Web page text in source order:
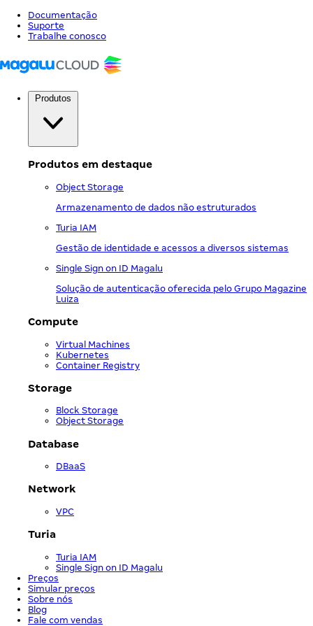
Documentação
Suporte
Trabalhe conosco
Produtos em destaque
Object Storage
Armazenamento de dados não estruturados
Turia IAM
Gestão de identidade e acessos a diversos sistemas
Single Sign on ID Magalu
Solução de autenticação oferecida pelo Grupo Magazine
Luiza
Compute
Virtual Machines
Kubernetes
Container Registry
Storage
Block Storage
Object Storage
Database
DBaaS
Network
VPC
Turia
Turia IAM
Single Sign on ID Magalu
Preços
Simular preços
Sobre nós
Blog
Fale com vendas